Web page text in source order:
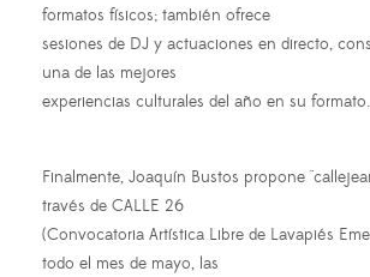
formatos físicos; también ofrece
sesiones de DJ y actuaciones en directo,
una de las mejores
experiencias culturales del año en su formato.
Finalmente, Joaquín Bustos propone
través de CALLE 26
(Convocatoria Artística Libre de Lavapiés
todo el mes de mayo, las